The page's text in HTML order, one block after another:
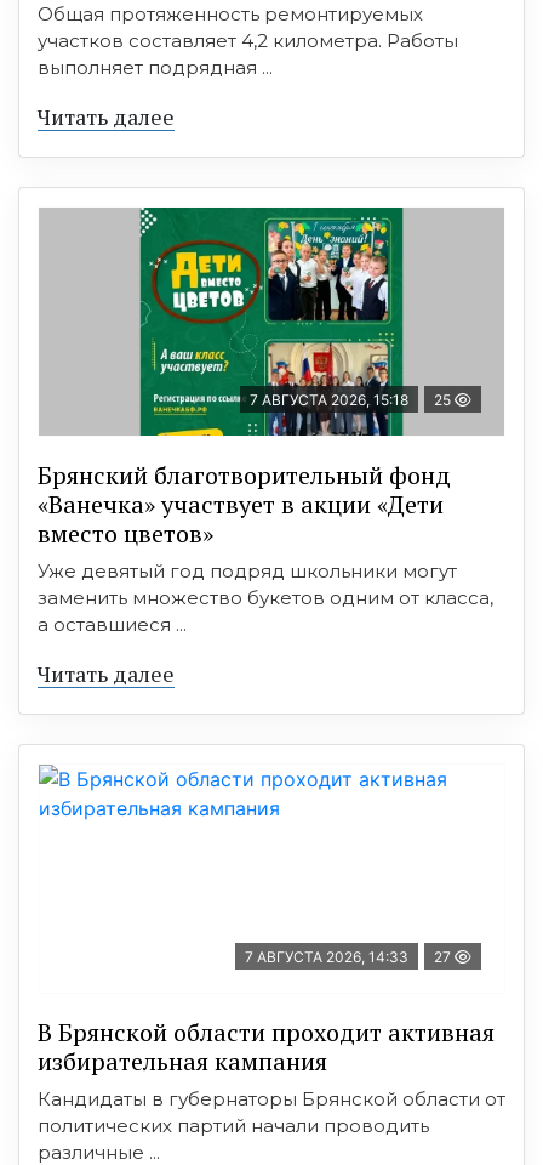
Общая протяженность ремонтируемых
участков составляет 4,2 километра. Работы
выполняет подрядная ...
Читать далее
7 АВГУСТА 2026, 15:18 25
Брянский благотворительный фонд
«Ванечка» участвует в акции «Дети
вместо цветов»
Уже девятый год подряд школьники могут
заменить множество букетов одним от класса,
а оставшиеся ...
Читать далее
7 АВГУСТА 2026, 14:33 27
В Брянской области проходит активная
избирательная кампания
Кандидаты в губернаторы Брянской области от
политических партий начали проводить
различные ...